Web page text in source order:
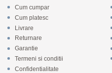
Cum cumpar
Cum platesc
Livrare
Returnare
Garantie
Termeni si conditii
Confidentialitate